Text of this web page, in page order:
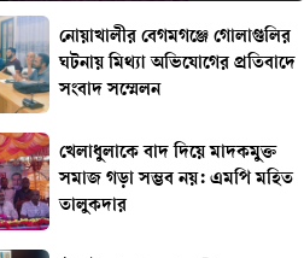
নোয়াখালীর বেগমগঞ্জে গোলাগুলির
ঘটনায় মিথ্যা অভিযোগের প্রতিবাদে
সংবাদ সম্মেলন
খেলাধুলাকে বাদ দিয়ে মাদকমুক্ত
সমাজ গড়া সম্ভব নয়: এমপি মহিত
তালুকদার